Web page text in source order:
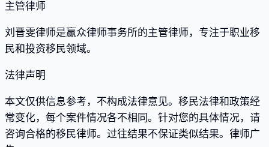
主管律师
刘晋雯律师是赢众律师事务所的主管律师，专注于职业移
民和投资移民领域。
法律声明
本文仅供信息参考，不构成法律意见。移民法律和政策经
常变化，每个案件情况各不相同。针对您的具体情况，请
咨询合格的移民律师。过往结果不保证类似结果。律师广